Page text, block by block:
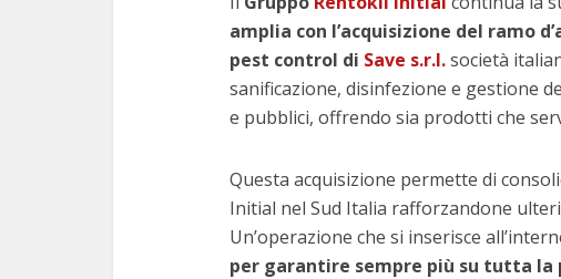
amplia con l’acquisizione del ramo
pest control di Save s.r.l.società
sanificazione, disinfezione e gestione
e pubblici, offrendo sia prodotti che
Questa acquisizione permette di
Initial nel Sud Italia rafforzandone
Un’operazione che si inserisce
per garantire sempre più su tutta